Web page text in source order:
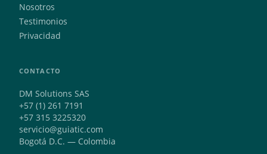
Nosotros
Testimonios
Privacidad
CONTACTO
DM Solutions SAS
+57 (1) 261 7191
+57 315 3225320
servicio@guiatic.com
Bogotá D.C. — Colombia